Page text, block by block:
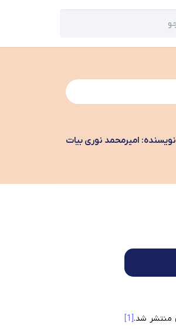
نویسنده: امیرمحمد نوری بیات
[1]